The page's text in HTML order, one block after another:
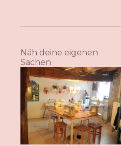
Näh deine eigenen
Sachen